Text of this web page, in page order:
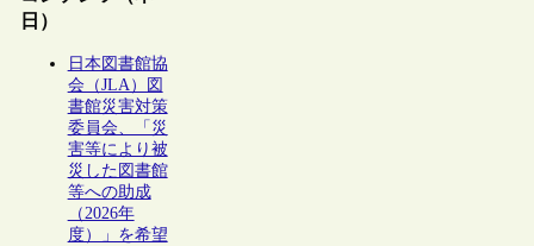
日）
日本図書館協
会（JLA）図
書館災害対策
委員会、「災
害等により被
災した図書館
等への助成
（2026年
度）」を希望